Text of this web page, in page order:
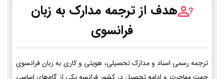
هدف از ترجمه مدارک به زبان
فرانسوی
ترجمه رسمی اسناد و مدارک تحصیلی، هویتی و کاری به زبان فرانسوی